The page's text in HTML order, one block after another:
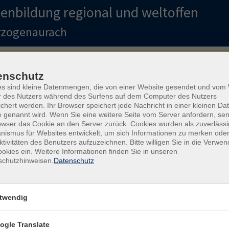
regional und weltoffen
Ab 31. August können Sie
neue Programmheft.
den Sommerferien.Ab 31.8.2026 sind wir wieder persönlich für
Startup
sind kleine Datenmengen, die von einer Website gesendet und vom
des Nutzers während des Surfens auf dem Computer des Nutzers
werden. Ihr Browser speichert jede Nachricht in einer kleinen
genannt wird. Wenn Sie eine weitere Seite vom Server anfordern,
das Cookie an den Server zurück. Cookies wurden als
für Websites entwickelt, um sich Informationen zu merken
des Benutzers aufzuzeichnen. Bitte willigen Sie in die
ein. Weitere Informationen finden Sie in unseren
Datenschutz
Translate